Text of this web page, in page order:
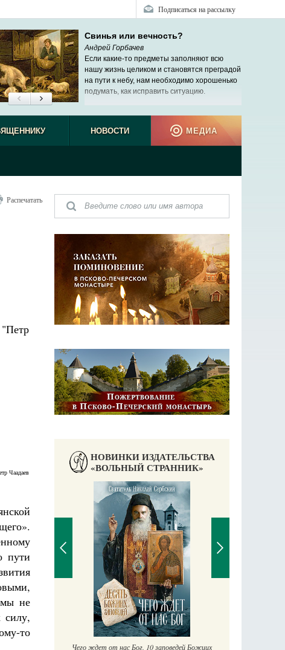
Подписаться на рассылку
Свинья или вечность?
Андрей Горбачев
Если какие-то предметы заполняют всю
нашу жизнь целиком и становятся преградой
на пути к небу, нам необходимо хорошенько
подумать, как исправить ситуацию.
НОВОСТИ МЕДИА
Распечатать
Чаадаев
пути
не
силу,
то
НОВИНКИ ИЗДАТЕЛЬСТВА
«ВОЛЬНЫЙ СТРАННИК»
Православный мальчик
Екатерина Баканова